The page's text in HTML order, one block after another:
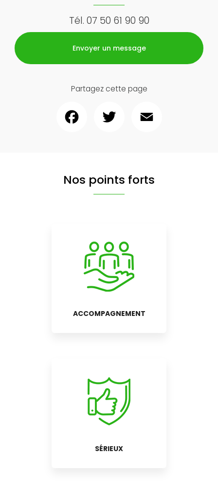
Tél. 07 50 61 90 90
Envoyer un message
Partagez cette page
Nos points forts
ACCOMPAGNEMENT
SÉRIEUX